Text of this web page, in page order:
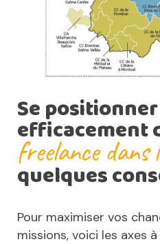
Se positionner
efficacement
freelance dans
quelques
Pour maximiser vos
missions, voici les axes